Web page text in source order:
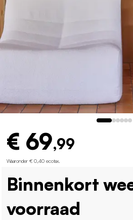
€ 69,99
Waaronder € 0,40 ecotax
Binnenkort
voorraad